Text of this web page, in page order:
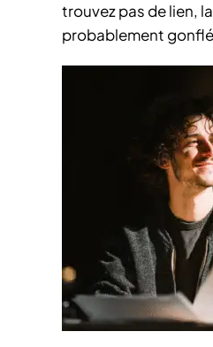
trouvez pas de lien,
probablement